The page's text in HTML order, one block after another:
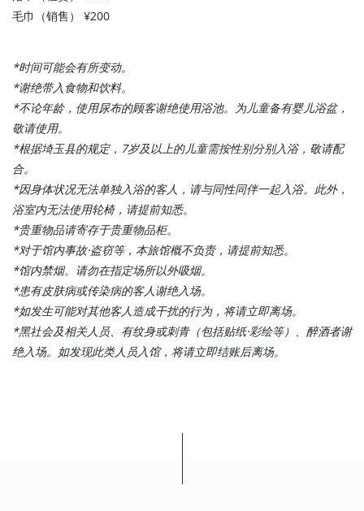
毛巾（销售） ¥200
*时间可能会有所变动。
*谢绝带入食物和饮料。
*不论年龄，使用尿布的顾客谢绝使用浴池。为儿童备有婴儿浴盆，
敬请使用。
*根据埼玉县的规定，7岁及以上的儿童需按性别分别入浴，敬请配
合。
*因身体状况无法单独入浴的客人，请与同性同伴一起入浴。此外，
浴室内无法使用轮椅，请提前知悉。
*贵重物品请寄存于贵重物品柜。
*对于馆内事故·盗窃等，本旅馆概不负责，请提前知悉。
*馆内禁烟。请勿在指定场所以外吸烟。
*患有皮肤病或传染病的客人谢绝入场。
*如发生可能对其他客人造成干扰的行为，将请立即离场。
*黑社会及相关人员、有纹身或刺青（包括贴纸·彩绘等）、醉酒者谢
绝入场。如发现此类人员入馆，将请立即结账后离场。